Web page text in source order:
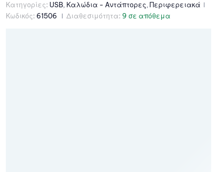
Κατηγορίες: USB, Καλώδια - Αντάπτορες, Περιφερειακά
Κωδικός: 61506 Διαθεσιμότητα: 9 σε απόθεμα